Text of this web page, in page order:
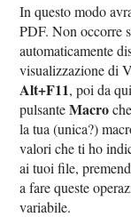
In questo modo
PDF. Non occorre
automaticamente
visualizzazione di
Alt+F11, poi da
pulsanteMacro
la tua (unica?)
valori che ti ho
ai tuoi file,
a fare queste
variabile.